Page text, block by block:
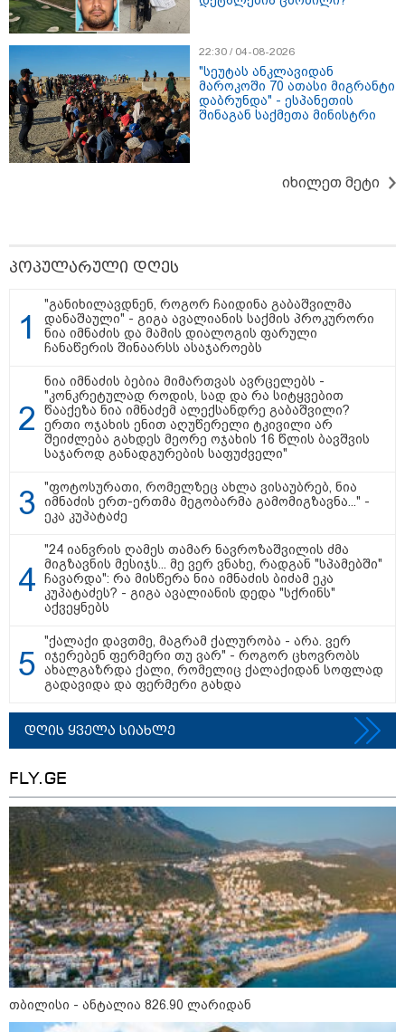
ლარიდან
თბილისი - ჰერაკლიონი 1623.80
ლარიდან
თბილისი - რომი 1316.70 ლარიდან
11:13 / 05-08-2026
Hisense წარმოგიდგენთ გზავნილს "ინოვაციები
უკეთესი ცხოვრებისათვის" FIFA-ს 2026 წლის
მსოფლიო ჩემპიონატზე™
15:49 / 06-08-2026
შეიძინე ალდაგის სამოგზაურო დაზღვევა და
მიიღე გაორმაგებული ინტერნეტი
22:30 / 04-08-2026
"სეუტას ანკლავიდან
მაროკოში 70 ათასი მიგრანტი
დაბრუნდა" - ესპანეთის
შინაგან საქმეთა მინისტრი
იხილეთ მეტი
პოპულარული დღეს
"განიხილავდნენ, როგორ ჩაიდინა გაბაშვილმა
დანაშაული" - გიგა ავალიანის საქმის პროკურორი
ნია იმნაძის და მამის დიალოგის ფარული
ჩანაწერის შინაარსს ასაჯაროებს
ნია იმნაძის ბებია მიმართვას ავრცელებს -
"კონკრეტულად როდის, სად და რა სიტყვებით
წააქეზა ნია იმნაძემ ალექსანდრე გაბაშვილი?
ერთი ოჯახის ენით აღუწერელი ტკივილი არ
შეიძლება გახდეს მეორე ოჯახის 16 წლის ბავშვის
საჯაროდ განადგურების საფუძველი"
"ფოტოსურათი, რომელზეც ახლა ვისაუბრებ, ნია
იმნაძის ერთ-ერთმა მეგობარმა გამომიგზავნა..." -
ეკა კუპატაძე
"24 იანვრის ღამეს თამარ ნავროზაშვილის ძმა
მიგზავნის მესიჯს... მე ვერ ვნახე, რადგან "სპამებში"
ჩავარდა": რა მისწერა ნია იმნაძის ბიძამ ეკა
კუპატაძეს? - გიგა ავალიანის დედა "სქრინს"
აქვეყნებს
"ქალაქი დავთმე, მაგრამ ქალურობა - არა. ვერ
იჯერებენ ფერმერი თუ ვარ" - როგორ ცხოვრობს
ახალგაზრდა ქალი, რომელიც ქალაქიდან სოფლად
გადავიდა და ფერმერი გახდა
დღის ყველა სიახლე
FLY.GE
თბილისი - ანტალია 826.90 ლარიდან